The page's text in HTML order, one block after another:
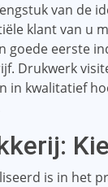
van de
klant van u
goede eerste
Drukwerk
in kwalitatief
is in het